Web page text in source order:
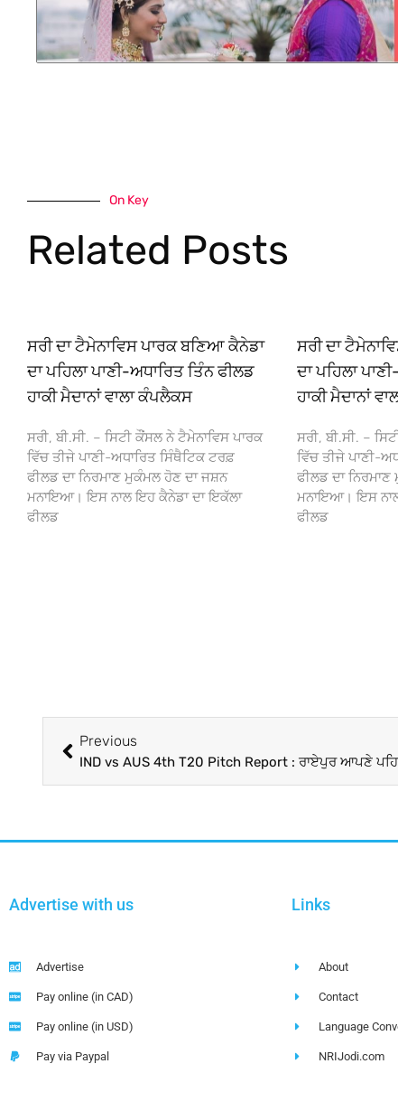
On Key
Related Posts
ਸਰੀ ਦਾ ਟੈਮੇਨਾਵਿਸ ਪਾਰਕ ਬਣਿਆ ਕੈਨੇਡਾ
ਦਾ ਪਹਿਲਾ ਪਾਣੀ-ਅਧਾਰਿਤ ਤਿੰਨ ਫੀਲਡ
ਹਾਕੀ ਮੈਦਾਨਾਂ ਵਾਲਾ ਕੰਪਲੈਕਸ
ਸਰੀ, ਬੀ.ਸੀ. – ਸਿਟੀ ਕੌਂਸਲ ਨੇ ਟੈਮੇਨਾਵਿਸ ਪਾਰਕ
ਵਿੱਚ ਤੀਜੇ ਪਾਣੀ-ਅਧਾਰਿਤ ਸਿੰਥੈਟਿਕ ਟਰਫ਼
ਫੀਲਡ ਦਾ ਨਿਰਮਾਣ ਮੁਕੰਮਲ ਹੋਣ ਦਾ ਜਸ਼ਨ
ਮਨਾਇਆ। ਇਸ ਨਾਲ ਇਹ ਕੈਨੇਡਾ ਦਾ ਇਕੱਲਾ
ਫੀਲਡ
ਸਰੀ ਦਾ
ਦਾ ਪਹਿਲਾ
ਹਾਕੀ ਮੈਦਾਨਾਂ
ਸਰੀ, ਬੀ.ਸੀ. –
ਵਿੱਚ ਤੀਜੇ ਪਾਣੀ-
ਫੀਲਡ ਦਾ
ਮਨਾਇਆ। ਇਸ
ਫੀਲਡ
Previous
Advertise with us
Advertise
Pay online (in CAD)
Pay online (in USD)
Pay via Paypal
Links
About
Contact
Language
NRIJodi.com